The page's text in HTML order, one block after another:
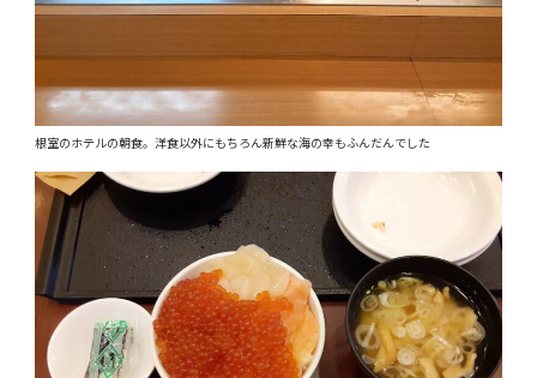
根室のホテルの朝食。洋食以外にもちろん新鮮な海の幸もふんだんでした